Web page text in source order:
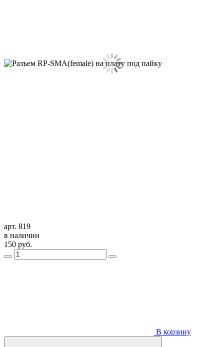
арт. 819
в наличии
150 руб.
В корзину